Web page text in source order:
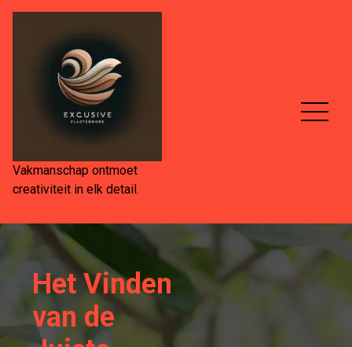
Spring
Vakmanschap ontmoet
creativiteit in elk detail.
Het Vinden
van de